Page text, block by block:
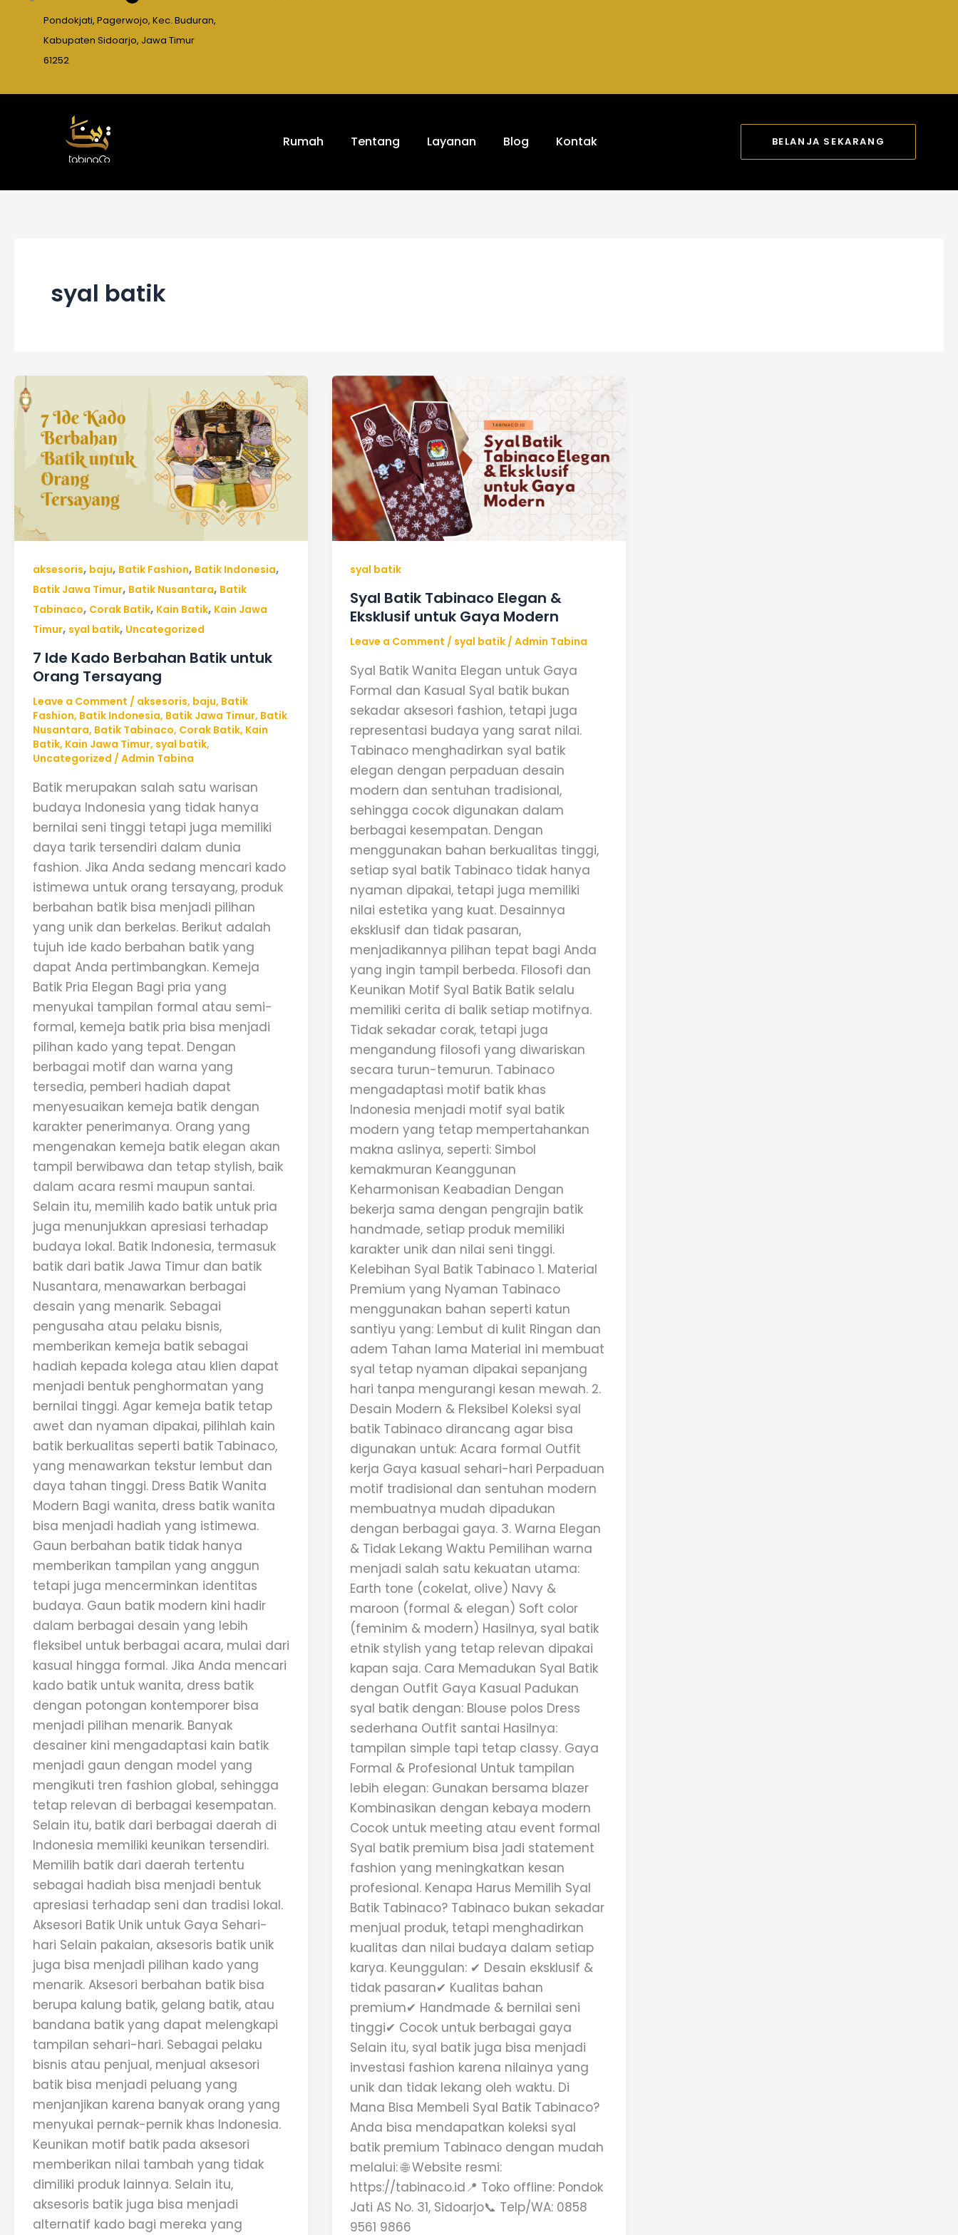
Pondokjati, Pagerwojo, Kec. Buduran,
Kabupaten Sidoarjo, Jawa Timur
61252
Rumah Tentang Layanan Blog Kontak BELANJA SEKARANG
syal batik
aksesoris, baju, Batik Fashion, Batik Indonesia,
Batik Jawa Timur, Batik Nusantara, Batik
Tabinaco, Corak Batik, Kain Batik, Kain Jawa
Timur, syal batik, Uncategorized
7 Ide Kado Berbahan Batik untuk
Orang Tersayang
Leave a Comment / aksesoris, baju, Batik
Fashion, Batik Indonesia, Batik Jawa Timur, Batik
Nusantara, Batik Tabinaco, Corak Batik, Kain
Batik, Kain Jawa Timur, syal batik,
Uncategorized /Admin Tabina
Batik merupakan salah satu warisan
budaya Indonesia yang tidak hanya
bernilai seni tinggi tetapi juga memiliki
daya tarik tersendiri dalam dunia
fashion. Jika Anda sedang mencari kado
istimewa untuk orang tersayang, produk
berbahan batik bisa menjadi pilihan
yang unik dan berkelas. Berikut adalah
tujuh ide kado berbahan batik yang
dapat Anda pertimbangkan. Kemeja
Batik Pria Elegan Bagi pria yang
menyukai tampilan formal atau semi-
formal, kemeja batik pria bisa menjadi
pilihan kado yang tepat. Dengan
berbagai motif dan warna yang
tersedia, pemberi hadiah dapat
menyesuaikan kemeja batik dengan
karakter penerimanya. Orang yang
mengenakan kemeja batik elegan akan
tampil berwibawa dan tetap stylish, baik
dalam acara resmi maupun santai.
Selain itu, memilih kado batik untuk pria
juga menunjukkan apresiasi terhadap
budaya lokal. Batik Indonesia, termasuk
batik dari batik Jawa Timur dan batik
Nusantara, menawarkan berbagai
desain yang menarik. Sebagai
pengusaha atau pelaku bisnis,
memberikan kemeja batik sebagai
hadiah kepada kolega atau klien dapat
menjadi bentuk penghormatan yang
bernilai tinggi. Agar kemeja batik tetap
awet dan nyaman dipakai, pilihlah kain
batik berkualitas seperti batik Tabinaco,
yang menawarkan tekstur lembut dan
daya tahan tinggi. Dress Batik Wanita
Modern Bagi wanita, dress batik wanita
bisa menjadi hadiah yang istimewa.
Gaun berbahan batik tidak hanya
memberikan tampilan yang anggun
tetapi juga mencerminkan identitas
budaya. Gaun batik modern kini hadir
dalam berbagai desain yang lebih
fleksibel untuk berbagai acara, mulai dari
kasual hingga formal. Jika Anda mencari
kado batik untuk wanita, dress batik
dengan potongan kontemporer bisa
menjadi pilihan menarik. Banyak
desainer kini mengadaptasi kain batik
menjadi gaun dengan model yang
mengikuti tren fashion global, sehingga
tetap relevan di berbagai kesempatan.
Selain itu, batik dari berbagai daerah di
Indonesia memiliki keunikan tersendiri.
Memilih batik dari daerah tertentu
sebagai hadiah bisa menjadi bentuk
apresiasi terhadap seni dan tradisi lokal.
Aksesori Batik Unik untuk Gaya Sehari-
hari Selain pakaian, aksesoris batik unik
juga bisa menjadi pilihan kado yang
menarik. Aksesori berbahan batik bisa
berupa kalung batik, gelang batik, atau
bandana batik yang dapat melengkapi
tampilan sehari-hari. Sebagai pelaku
bisnis atau penjual, menjual aksesori
batik bisa menjadi peluang yang
menjanjikan karena banyak orang yang
menyukai pernak-pernik khas Indonesia.
Keunikan motif batik pada aksesori
memberikan nilai tambah yang tidak
dimiliki produk lainnya. Selain itu,
aksesoris batik juga bisa menjadi
alternatif kado bagi mereka yang
Ide
Kado
Berbahan
Batik
untuk
Orang
syal batik
Syal Batik Tabinaco Elegan &
Eksklusif untuk Gaya Modern
Leave a Comment / syal batik /Admin Tabina
Syal Batik Wanita Elegan untuk Gaya
Formal dan Kasual Syal batik bukan
sekadar aksesori fashion, tetapi juga
representasi budaya yang sarat nilai.
Tabinaco menghadirkan syal batik
elegan dengan perpaduan desain
modern dan sentuhan tradisional,
sehingga cocok digunakan dalam
berbagai kesempatan. Dengan
menggunakan bahan berkualitas tinggi,
setiap syal batik Tabinaco tidak hanya
nyaman dipakai, tetapi juga memiliki
nilai estetika yang kuat. Desainnya
eksklusif dan tidak pasaran,
menjadikannya pilihan tepat bagi Anda
yang ingin tampil berbeda. Filosofi dan
Keunikan Motif Syal Batik Batik selalu
memiliki cerita di balik setiap motifnya.
Tidak sekadar corak, tetapi juga
mengandung filosofi yang diwariskan
secara turun-temurun. Tabinaco
mengadaptasi motif batik khas
Indonesia menjadi motif syal batik
modern yang tetap mempertahankan
makna aslinya, seperti: Simbol
kemakmuran Keanggunan
Keharmonisan Keabadian Dengan
bekerja sama dengan pengrajin batik
handmade, setiap produk memiliki
karakter unik dan nilai seni tinggi.
Kelebihan Syal Batik Tabinaco 1. Material
Premium yang Nyaman Tabinaco
menggunakan bahan seperti katun
santiyu yang: Lembut di kulit Ringan dan
adem Tahan lama Material ini membuat
syal tetap nyaman dipakai sepanjang
hari tanpa mengurangi kesan mewah. 2.
Desain Modern & Fleksibel Koleksi syal
batik Tabinaco dirancang agar bisa
digunakan untuk: Acara formal Outfit
kerja Gaya kasual sehari-hari Perpaduan
motif tradisional dan sentuhan modern
membuatnya mudah dipadukan
dengan berbagai gaya. 3. Warna Elegan
& Tidak Lekang Waktu Pemilihan warna
menjadi salah satu kekuatan utama:
Earth tone (cokelat, olive) Navy &
maroon (formal & elegan) Soft color
(feminim & modern) Hasilnya, syal batik
etnik stylish yang tetap relevan dipakai
kapan saja. Cara Memadukan Syal Batik
dengan Outfit Gaya Kasual Padukan
syal batik dengan: Blouse polos Dress
sederhana Outfit santai Hasilnya:
tampilan simple tapi tetap classy. Gaya
Formal & Profesional Untuk tampilan
lebih elegan: Gunakan bersama blazer
Kombinasikan dengan kebaya modern
Cocok untuk meeting atau event formal
Syal batik premium bisa jadi statement
fashion yang meningkatkan kesan
profesional. Kenapa Harus Memilih Syal
Batik Tabinaco? Tabinaco bukan sekadar
menjual produk, tetapi menghadirkan
kualitas dan nilai budaya dalam setiap
karya. Keunggulan: ✔ Desain eksklusif &
tidak pasaran✔ Kualitas bahan
premium✔ Handmade & bernilai seni
tinggi✔ Cocok untuk berbagai gaya
Selain itu, syal batik juga bisa menjadi
investasi fashion karena nilainya yang
unik dan tidak lekang oleh waktu. Di
Mana Bisa Membeli Syal Batik Tabinaco?
Anda bisa mendapatkan koleksi syal
batik premium Tabinaco dengan mudah
melalui: 🌐 Website resmi:
https://tabinaco.id📍 Toko offline: Pondok
Jati AS No. 31, Sidoarjo📞 Telp/WA: 0858
9561 9866
Syal
Batik
Tabinaco
Elegan
Eksklusif
untuk
Gaya
Modern